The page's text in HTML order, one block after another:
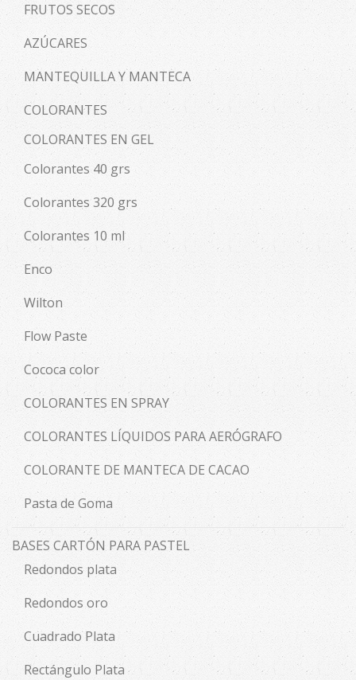
FRUTOS SECOS
AZÚCARES
MANTEQUILLA Y MANTECA
COLORANTES
COLORANTES EN GEL
Colorantes 40 grs
Colorantes 320 grs
Colorantes 10 ml
Enco
Wilton
Flow Paste
Cococa color
COLORANTES EN SPRAY
COLORANTES LÍQUIDOS PARA AERÓGRAFO
COLORANTE DE MANTECA DE CACAO
Pasta de Goma
BASES CARTÓN PARA PASTEL
Redondos plata
Redondos oro
Cuadrado Plata
Rectángulo Plata